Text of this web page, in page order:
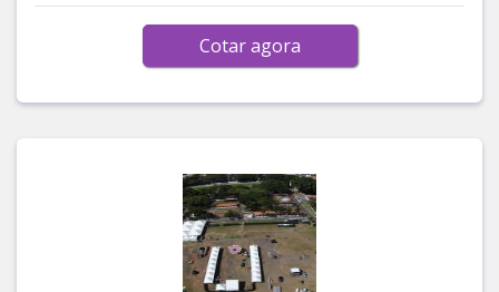
Cotar agora